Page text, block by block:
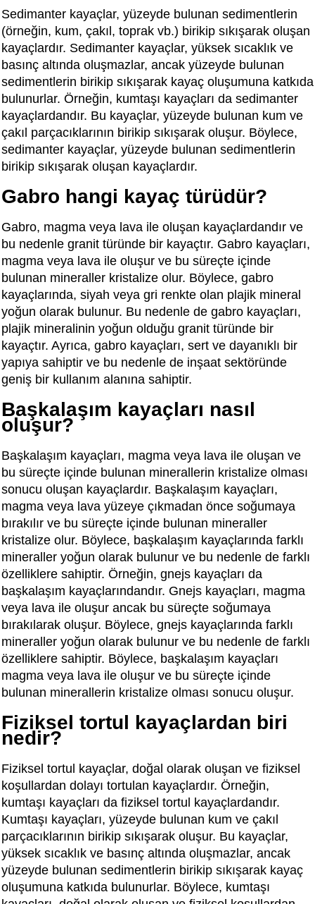
Sedimanter kayaçlar, yüzeyde bulunan sedimentlerin
(örneğin, kum, çakıl, toprak vb.) birikip sıkışarak oluşan
kayaçlardır. Sedimanter kayaçlar, yüksek sıcaklık ve
basınç altında oluşmazlar, ancak yüzeyde bulunan
sedimentlerin birikip sıkışarak kayaç oluşumuna katkıda
bulunurlar. Örneğin, kumtaşı kayaçları da sedimanter
kayaçlardandır. Bu kayaçlar, yüzeyde bulunan kum ve
çakıl parçacıklarının birikip sıkışarak oluşur. Böylece,
sedimanter kayaçlar, yüzeyde bulunan sedimentlerin
birikip sıkışarak oluşan kayaçlardır.
Gabro hangi kayaç türüdür?
Gabro, magma veya lava ile oluşan kayaçlardandır ve
bu nedenle granit türünde bir kayaçtır. Gabro kayaçları,
magma veya lava ile oluşur ve bu süreçte içinde
bulunan mineraller kristalize olur. Böylece, gabro
kayaçlarında, siyah veya gri renkte olan plajik mineral
yoğun olarak bulunur. Bu nedenle de gabro kayaçları,
plajik mineralinin yoğun olduğu granit türünde bir
kayaçtır. Ayrıca, gabro kayaçları, sert ve dayanıklı bir
yapıya sahiptir ve bu nedenle de inşaat sektöründe
geniş bir kullanım alanına sahiptir.
Başkalaşım kayaçları nasıl
oluşur?
Başkalaşım kayaçları, magma veya lava ile oluşan ve
bu süreçte içinde bulunan minerallerin kristalize olması
sonucu oluşan kayaçlardır. Başkalaşım kayaçları,
magma veya lava yüzeye çıkmadan önce soğumaya
bırakılır ve bu süreçte içinde bulunan mineraller
kristalize olur. Böylece, başkalaşım kayaçlarında farklı
mineraller yoğun olarak bulunur ve bu nedenle de farklı
özelliklere sahiptir. Örneğin, gnejs kayaçları da
başkalaşım kayaçlarındandır. Gnejs kayaçları, magma
veya lava ile oluşur ancak bu süreçte soğumaya
bırakılarak oluşur. Böylece, gnejs kayaçlarında farklı
mineraller yoğun olarak bulunur ve bu nedenle de farklı
özelliklere sahiptir. Böylece, başkalaşım kayaçları
magma veya lava ile oluşur ve bu süreçte içinde
bulunan minerallerin kristalize olması sonucu oluşur.
Fiziksel tortul kayaçlardan biri
nedir?
Fiziksel tortul kayaçlar, doğal olarak oluşan ve fiziksel
koşullardan dolayı tortulan kayaçlardır. Örneğin,
kumtaşı kayaçları da fiziksel tortul kayaçlardandır.
Kumtaşı kayaçları, yüzeyde bulunan kum ve çakıl
parçacıklarının birikip sıkışarak oluşur. Bu kayaçlar,
yüksek sıcaklık ve basınç altında oluşmazlar, ancak
yüzeyde bulunan sedimentlerin birikip sıkışarak kayaç
oluşumuna katkıda bulunurlar. Böylece, kumtaşı